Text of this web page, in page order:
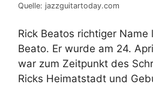
Quelle: jazzguitartoday.com
Rick Beatos richtiger Name
Beato. Er wurde am 24.
war zum Zeitpunkt des
Ricks Heimatstadt und